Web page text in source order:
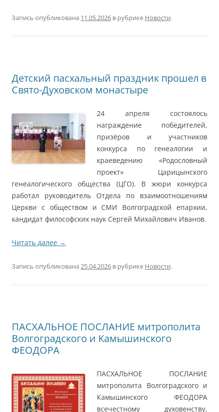
Запись опубликована 11.05.2026 в рубрике Новости.
Детский пасхальный праздник прошел в
Свято-Духовском монастыре
24 апреля состоялось
награждение победителей,
призёров и участников
конкурса по генеалогии и
краеведению «Родословный
проект» Царицынского
генеалогического общества (ЦГО). В жюри конкурса
работал руководитель Отдела по взаимоотношениям
Церкви с обществом и СМИ Волгоградской епархии,
кандидат философских наук Сергей Михайлович Иванов.
Читать далее →
Запись опубликована 25.04.2026 в рубрике Новости.
ПАСХАЛЬНОЕ ПОСЛАНИЕ митрополита
Волгоградского и Камышинского
ФЕОДОРА
ПАСХАЛЬНОЕ ПОСЛАНИЕ
митрополита Волгоградского и
Камышинского ФЕОДОРА
всечестному духовенству,